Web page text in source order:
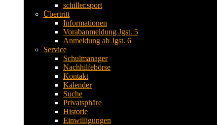
schiller.sport
Übertritt
Informationen
Vorabanmeldung Jgst. 5
Anmeldung ab Jgst. 6
Service
Schulmanager
Nachhilfebörse
Kontakt
Kalender
Suche
Privatsphäre
Historie
Einwilligungen